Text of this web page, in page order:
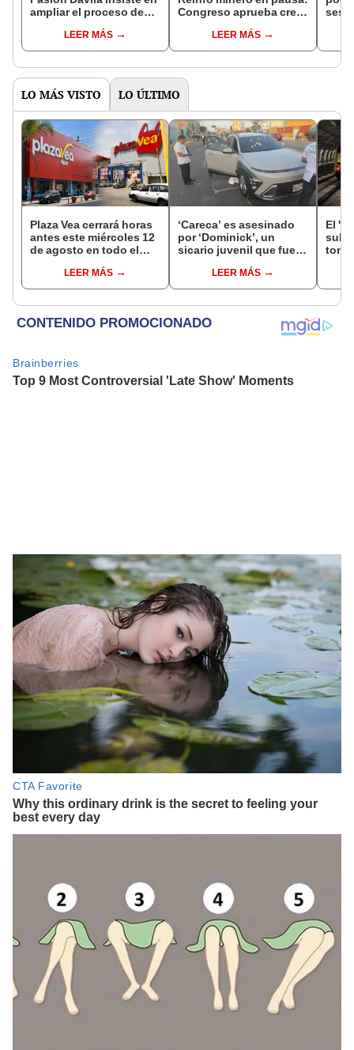
ampliar el proceso de
LEER MÁS
Congreso aprueba crear
continuar el debate
LEER MÁS
LO MÁS VISTO LO ÚLTIMO
Plaza Vea cerrará horas
antes este miércoles 12
de agosto en todo el
hasta las 7 p.m.
LEER MÁS
‘Careca’ es asesinado
por ‘Dominick’, un
sicario juvenil que fue
LEER MÁS
El